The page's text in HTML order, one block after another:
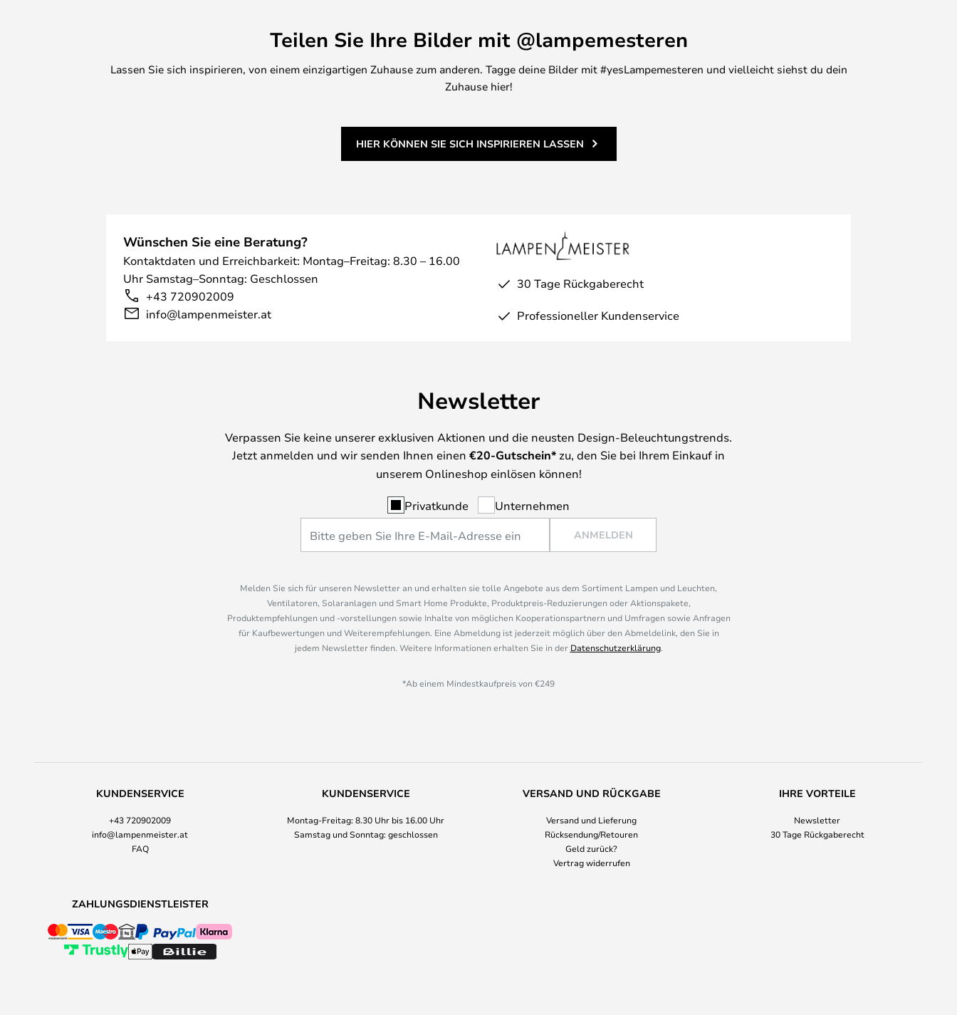
Teilen Sie Ihre Bilder mit @lampemesteren
Lassen Sie sich inspirieren, von einem einzigartigen Zuhause zum anderen. Tagge deine Bilder mit #yesLampemesteren und vielleicht siehst du dein
Zuhause hier!
HIER KÖNNEN SIE SICH INSPIRIEREN LASSEN
Wünschen Sie eine Beratung?
Kontaktdaten und Erreichbarkeit: Montag–Freitag: 8.30 – 16.00
Uhr Samstag–Sonntag: Geschlossen
+43 720902009
info@lampenmeister.at
30 Tage Rückgaberecht
Professioneller Kundenservice
Newsletter
Verpassen Sie keine unserer exklusiven Aktionen und die neusten Design-Beleuchtungstrends.
Jetzt anmelden und wir senden Ihnen einen €20-Gutschein* zu, den Sie bei Ihrem Einkauf in
unserem Onlineshop einlösen können!
Privatkunde Unternehmen
ANMELDEN
Melden Sie sich für unseren Newsletter an und erhalten sie tolle Angebote aus dem Sortiment Lampen und Leuchten,
Ventilatoren, Solaranlagen und Smart Home Produkte, Produktpreis-Reduzierungen oder Aktionspakete,
Produktempfehlungen und -vorstellungen sowie Inhalte von möglichen Kooperationspartnern und Umfragen sowie Anfragen
für Kaufbewertungen und Weiterempfehlungen. Eine Abmeldung ist jederzeit möglich über den Abmeldelink, den Sie in
jedem Newsletter finden. Weitere Informationen erhalten Sie in der Datenschutzerklärung.
*Ab einem Mindestkaufpreis von €249
KUNDENSERVICE
+43 720902009
info@lampenmeister.at
FAQ
KUNDENSERVICE
Montag-Freitag: 8.30 Uhr bis 16.00 Uhr
Samstag und Sonntag: geschlossen
VERSAND UND RÜCKGABE
Versand und Lieferung
Rücksendung/Retouren
Geld zurück?
Vertrag widerrufen
IHRE VORTEILE
Newsletter
30 Tage Rückgaberecht
ZAHLUNGSDIENSTLEISTER